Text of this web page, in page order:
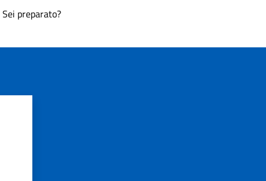
Sei preparato?